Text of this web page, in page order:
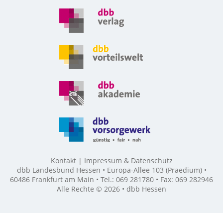
Kontakt
Impressum & Datenschutz
dbb Landesbund Hessen • Europa-Allee 103 (Praedium) •
60486 Frankfurt am Main • Tel.: 069 281780 • Fax: 069 282946
Alle Rechte © 2026 • dbb Hessen